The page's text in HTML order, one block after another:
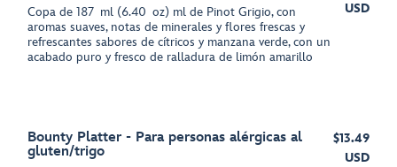
Copa de 187 ml (6.40 oz) ml de Pinot Grigio, con
aromas suaves, notas de minerales y flores frescas y
refrescantes sabores de cítricos y manzana verde, con un
acabado puro y fresco de ralladura de limón amarillo
USD
Bounty Platter - Para personas alérgicas al
gluten/trigo
$13.49
USD